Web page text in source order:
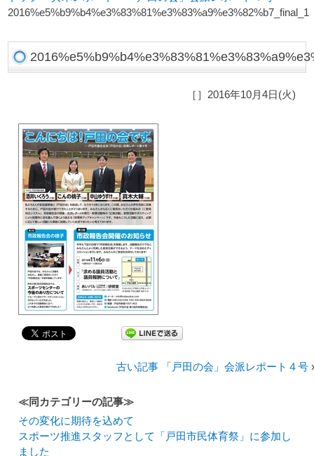
2016%e5%b9%b4%e3%83%81%e3%83%a9%e3%82%b7_final_1
［］2016年10月4日(火)
古い記事 「戸田の会」会派レポート４号
≪同カテゴリーの記事≫
その変化に期待を込めて
スポーツ推進スタッフとして「戸田市民体育祭」に参加し
ました